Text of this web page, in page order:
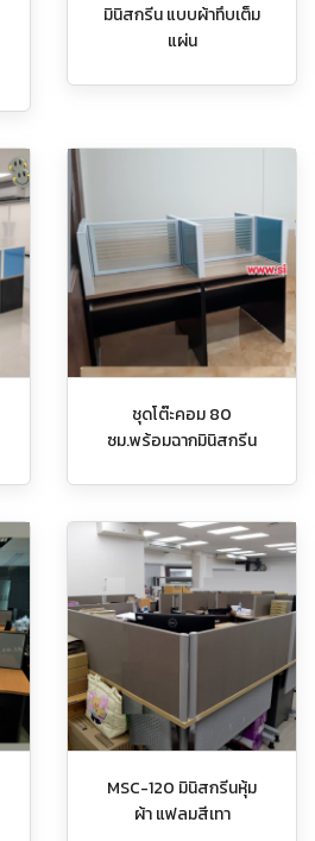
มินิสกรีน แบบผ้าทึบเต็ม
แผ่น
ชุดโต๊ะคอม 80
ซม.พร้อมฉากมินิสกรีน
MSC-120 มินิสกรีนหุ้ม
ผ้า แฟลมสีเทา